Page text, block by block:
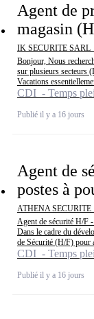
Agent de
magasin
IK SECURITE SARL
Bonjour, Nous
sur plusieurs secteurs
Vacations
CDI - Temps
Publié il y a 16 jours
Agent de
postes à
ATHENA
Agent de sécurité H/F
Dans le cadre du
de Sécurité (H/F) pour
CDI - Temps
Publié il y a 16 jours